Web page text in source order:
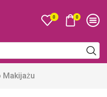
0 0
Makijażu